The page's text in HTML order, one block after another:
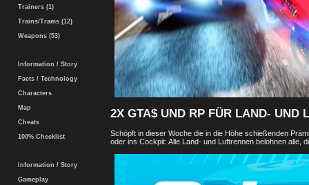
Trainers (1)
Trains/Trams (12)
Weapons (53)
Information / Story
Facts / Technology
Characters
Map
Cheats
100% Checklist
Information / Story
Gameplay
2X GTA$ UND RP FÜR LAND- UND
Schöpft in dieser Woche die in die Höhe schießenden
oder ins Cockpit: Alle Land- und Luftrennen belohnen alle,